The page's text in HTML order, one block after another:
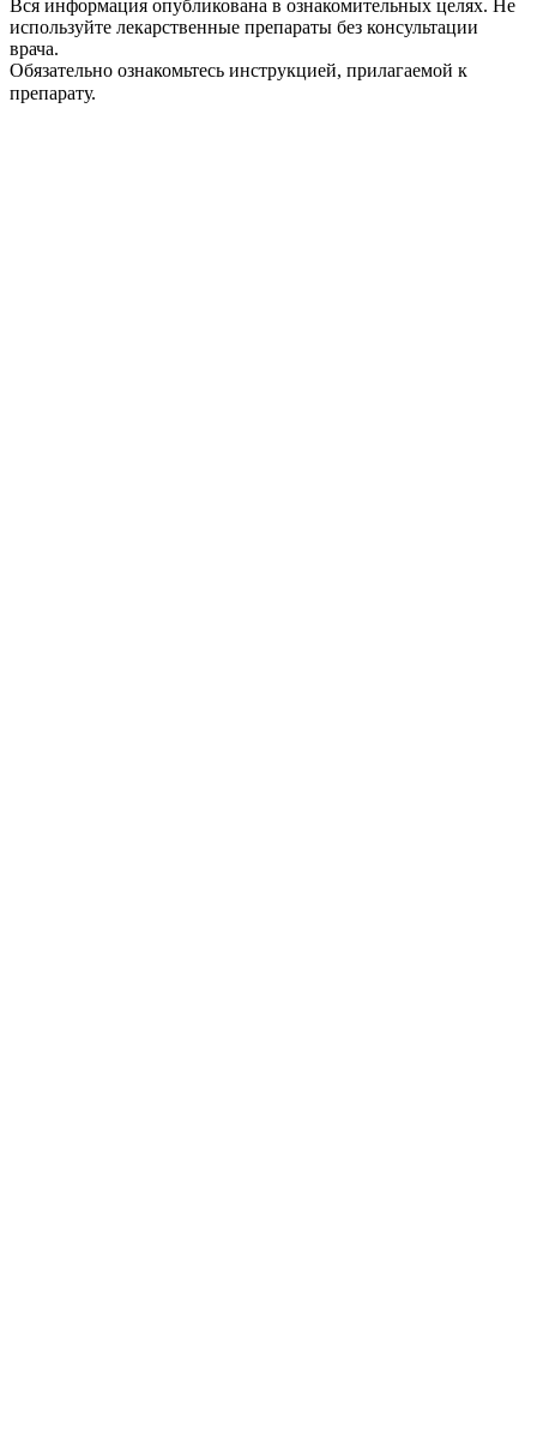
Вся информация опубликована в ознакомительных целях. Не
используйте лекарственные препараты без консультации
врача.
Обязательно ознакомьтесь инструкцией, прилагаемой к
препарату.